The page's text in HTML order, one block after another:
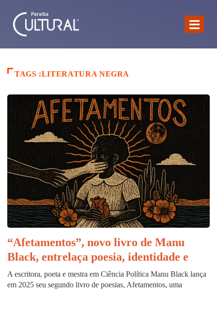
TAGS :LITERATURA NEGRA
“Afetamentos”, novo livro de Manu
Black, entrelaça poesia, identidade e
A escritora, poeta e mestra em Ciência Política Manu Black lança
em 2025 seu segundo livro de poesias, Afetamentos, uma